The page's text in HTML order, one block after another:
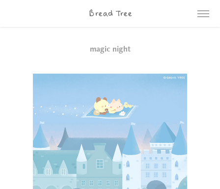
Bread Tree
magic night